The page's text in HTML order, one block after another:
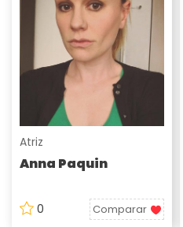
Atriz
Anna Paquin
0 Comparar